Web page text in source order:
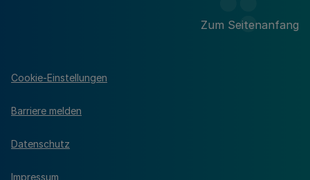
Zum Seitenanfang
Cookie-Einstellungen
Barriere melden
Datenschutz
Impressum